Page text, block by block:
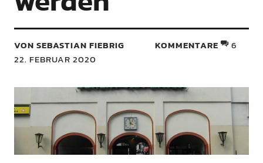
VON SEBASTIAN FIEBRIG
22. FEBRUAR 2020
KOMMENTARE 6